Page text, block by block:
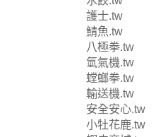
護士.tw
鯖魚.tw
八極拳.tw
氫氣機.tw
螳螂拳.tw
輸送機.tw
安全安心.tw
小牡花鹿.tw